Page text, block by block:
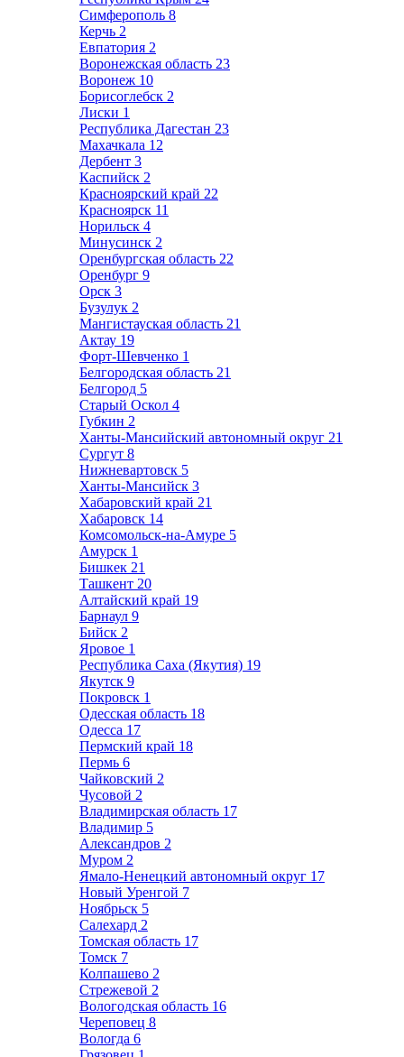
Симферополь 8
Керчь 2
Евпатория 2
Воронежская область 23
Воронеж 10
Борисоглебск 2
Лиски 1
Республика Дагестан 23
Махачкала 12
Дербент 3
Каспийск 2
Красноярский край 22
Красноярск 11
Норильск 4
Минусинск 2
Оренбургская область 22
Оренбург 9
Орск 3
Бузулук 2
Мангистауская область 21
Актау 19
Форт-Шевченко 1
Белгородская область 21
Белгород 5
Старый Оскол 4
Губкин 2
Ханты-Мансийский автономный округ 21
Сургут 8
Нижневартовск 5
Ханты-Мансийск 3
Хабаровский край 21
Хабаровск 14
Комсомольск-на-Амуре 5
Амурск 1
Бишкек 21
Ташкент 20
Алтайский край 19
Барнаул 9
Бийск 2
Яровое 1
Республика Саха (Якутия) 19
Якутск 9
Покровск 1
Одесская область 18
Одесса 17
Пермский край 18
Пермь 6
Чайковский 2
Чусовой 2
Владимирская область 17
Владимир 5
Александров 2
Муром 2
Ямало-Ненецкий автономный округ 17
Новый Уренгой 7
Ноябрьск 5
Салехард 2
Томская область 17
Томск 7
Колпашево 2
Стрежевой 2
Вологодская область 16
Череповец 8
Вологда 6